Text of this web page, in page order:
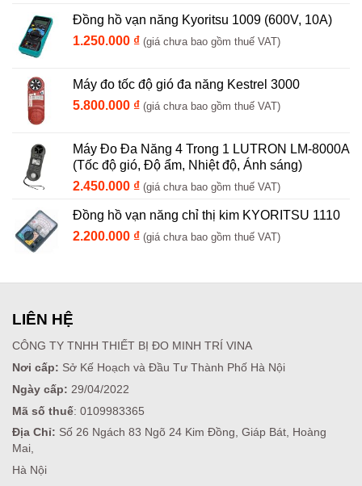
Đồng hồ vạn năng Kyoritsu 1009 (600V, 10A)
1.250.000 ₫ (giá chưa bao gồm thuế VAT)
Máy đo tốc độ gió đa năng Kestrel 3000
5.800.000 ₫ (giá chưa bao gồm thuế VAT)
Máy Đo Đa Năng 4 Trong 1 LUTRON LM-8000A
(Tốc độ gió, Độ ẩm, Nhiệt độ, Ánh sáng)
2.450.000 ₫ (giá chưa bao gồm thuế VAT)
Đồng hồ vạn năng chỉ thị kim KYORITSU 1110
2.200.000 ₫ (giá chưa bao gồm thuế VAT)
LIÊN HỆ
CÔNG TY TNHH THIẾT BỊ ĐO MINH TRÍ VINA
Nơi cấp: Sở Kế Hoạch và Đầu Tư Thành Phố Hà Nội
Ngày cấp: 29/04/2022
Mã số thuế: 0109983365
Địa Chỉ: Số 26 Ngách 83 Ngõ 24 Kim Đồng, Giáp Bát, Hoàng
Mai,
Hà Nội